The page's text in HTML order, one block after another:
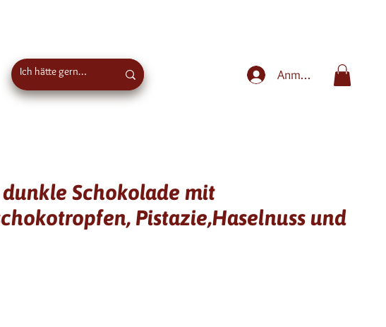
Anmelden
Schokolade mit
Pistazie,Haselnuss und